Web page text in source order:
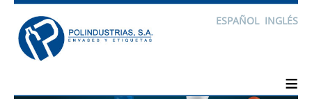
ESPAÑOL INGLÉS
≡